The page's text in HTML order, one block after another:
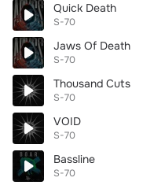
Quick Death
S-70
Jaws Of Death
S-70
Thousand Cuts
S-70
VOID
S-70
Bassline
S-70